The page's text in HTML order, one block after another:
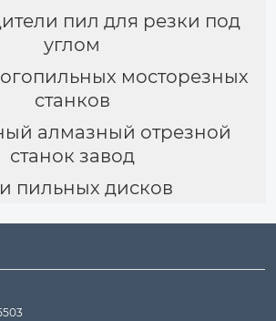
пил для резки под
углом
мосторезных
станков
алмазный отрезной
станок завод
пильных дисков